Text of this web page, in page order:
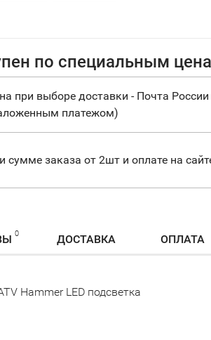
по специальным
при выборе доставки - Почта
платежом)
сумме заказа от 2шт и оплате на
0 ДОСТАВКА ОПЛАТА
Hammer LED подсветка